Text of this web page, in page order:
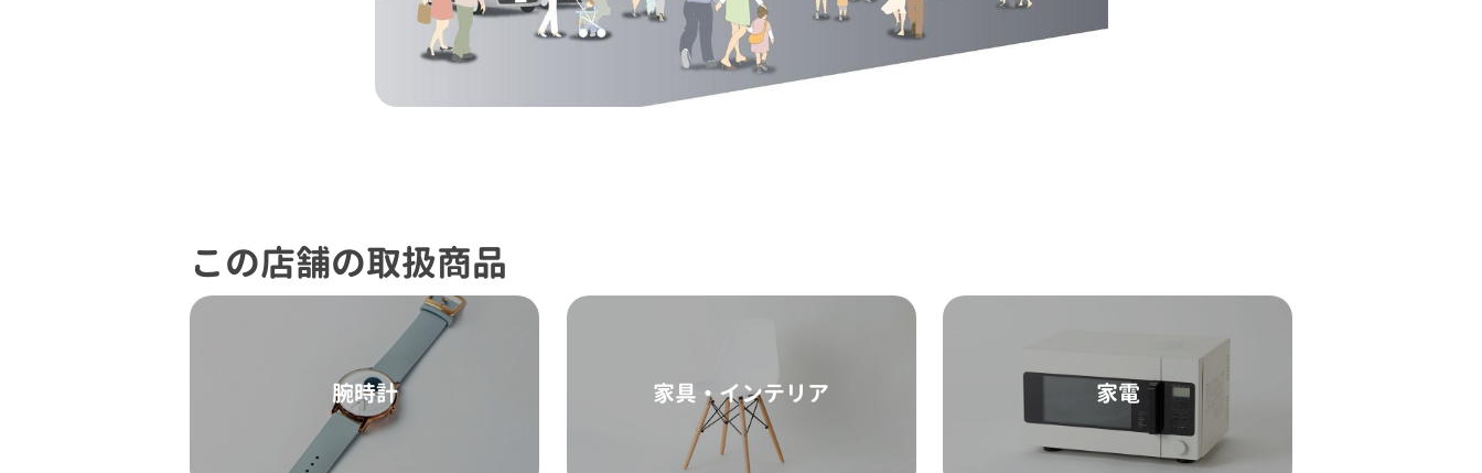
この店舗の取扱商品
腕時計 家具・インテリア 家電